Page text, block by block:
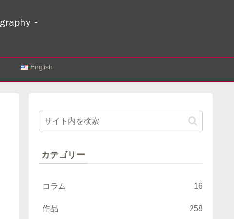
English
カテゴリー
コラム 16
作品 258